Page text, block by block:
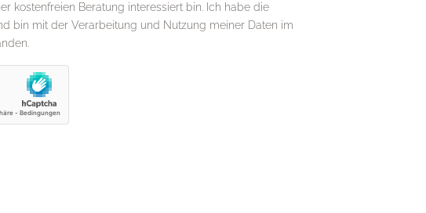
kostenfreien Beratung interessiert bin. Ich habe die
bin mit der Verarbeitung und Nutzung meiner Daten im